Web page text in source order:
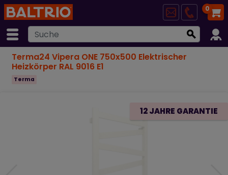
0
Terma24 Vipera ONE 750x500 Elektrischer
Heizkörper RAL 9016 E1
Terma
12 JAHRE GARANTIE